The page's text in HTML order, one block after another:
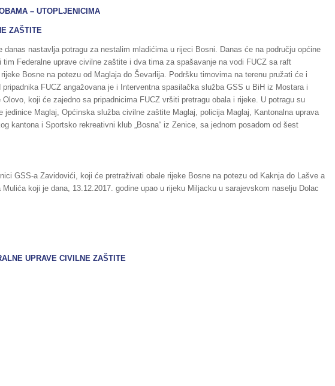
– UTOPLJENICIMA
ZAŠTITE
danas nastavlja potragu za nestalim mladićima u rijeci Bosni. Danas će na području općine
tim Federalne uprave civilne zaštite i dva tima za spašavanje na vodi FUCZ sa raft
Bosne na potezu od Maglaja do Ševarlija. Podršku timovima na terenu pružati će i
FUCZ angažovana je i Interventna spasilačka služba GSS u BiH iz Mostara i
koji će zajedno sa pripadnicima FUCZ vršiti pretragu obala i rijeke. U potragu su
jedinice Maglaj, Općinska služba civilne zaštite Maglaj, policija Maglaj, Kantonalna uprava
kantona i Sportsko rekreativni klub „Bosna“ iz Zenice, sa jednom posadom od šest
GSS-a Zavidovići, koji će pretraživati obale rijeke Bosne na potezu od Kaknja do Lašve a
koji je dana, 13.12.2017. godine upao u rijeku Miljacku u sarajevskom naselju Dolac
UPRAVE CIVILNE ZAŠTITE